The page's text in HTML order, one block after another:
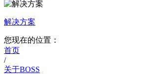
解决方案
您现在的位置：
首页
/
关于BOSS